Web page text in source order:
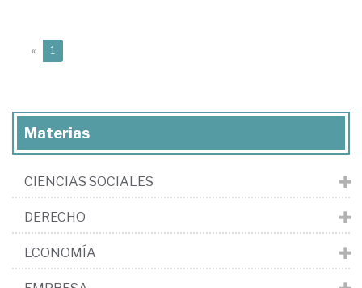
« 1
Materias
CIENCIAS SOCIALES
DERECHO
ECONOMÍA